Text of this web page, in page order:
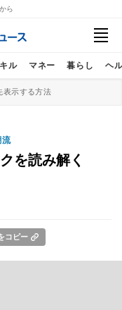
ら
ル マネー 暮らし ヘ
示する方法
流
を読み解く
コピー